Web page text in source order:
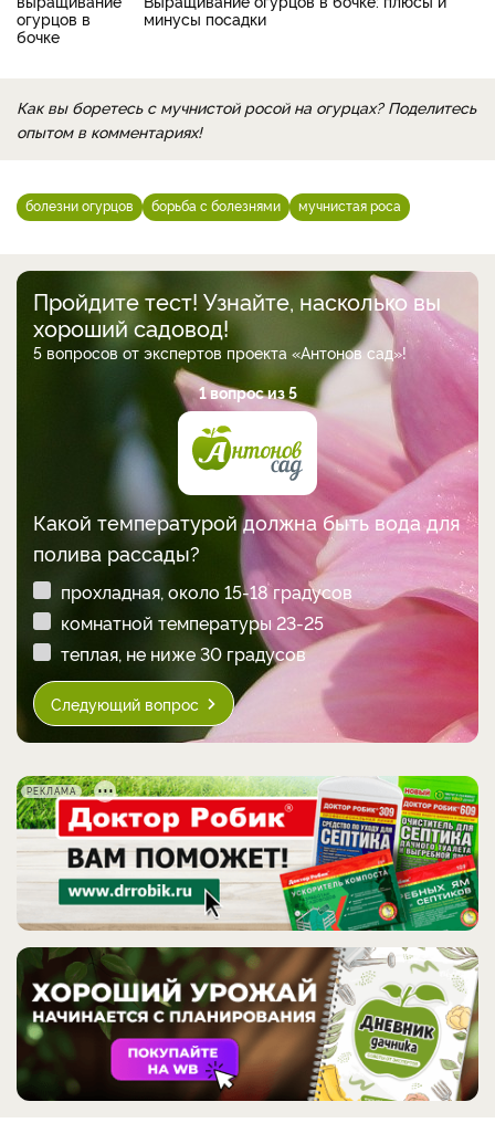
минусы посадки
Как вы боретесь с мучнистой росой на огурцах? Поделитесь
опытом в комментариях!
болезни огурцов борьба с болезнями мучнистая роса
Пройдите тест! Узнайте, насколько вы
хороший садовод!
5 вопросов от экспертов проекта «Антонов сад»!
1 вопрос из 5
Какой температурой должна быть вода для
полива рассады?
прохладная, около 15-18 градусов
комнатной температуры 23-25
теплая, не ниже 30 градусов
Следующий вопрос
РЕКЛАМА